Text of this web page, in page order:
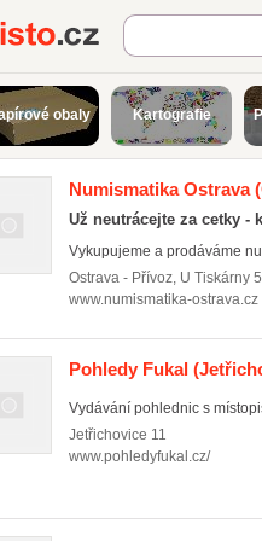
Najisto.cz
obaly Kartografie
Numismatika Ostrava
Už neutrácejte za cetky -
Vykupujeme a prodáváme
Ostrava - Přívoz, U Tiskárny
www.numismatika-ostrava.cz
Pohledy Fukal
Vydávání pohlednic s
Jetřichovice 11
www.pohledyfukal.cz/